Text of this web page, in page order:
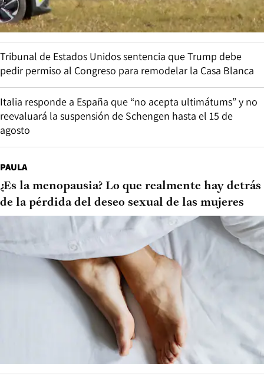
Tribunal de Estados Unidos sentencia que Trump debe
pedir permiso al Congreso para remodelar la Casa Blanca
Italia responde a España que “no acepta ultimátums” y no
reevaluará la suspensión de Schengen hasta el 15 de
agosto
PAULA
¿Es la menopausia? Lo que realmente hay detrás
de la pérdida del deseo sexual de las mujeres